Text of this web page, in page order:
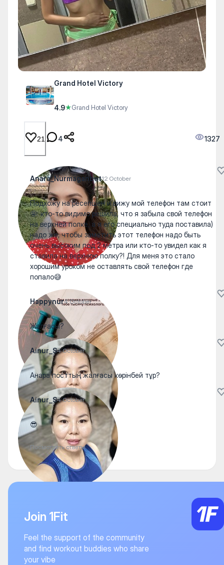
Grand Hotel Victory
4.9★Grand Hotel Victory
21 4 1327
Anara_Nurmaganbet12 October
Подхожу на ресепшен и вижу мой телефон там стоит
🤩: кто-то видимо решила, что я забыла свой телефон
на верхней полке, а я его специально туда поставила)
надо же, чтобы заметить этот телефон надо быть
очень высоким под 2 метра или кто-то увидел как я
ставила на верхнюю полку?! Для меня это стало
хорошим уроком не оставлять свой телефон где
попало😅
Happynur4 October
Жалғасы?
Ainur_S4 October
Анара посттың жалғасы көрінбей тұр?
Ainur_S4 October
😎
Посмотреть ответы
Join 1Fit
Feel the support of the community
and find workout buddies who share
your vibe